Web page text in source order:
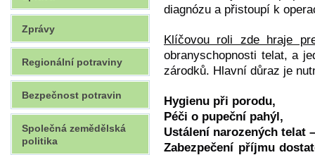
diagnózu a přistoupí k
Klíčovou roli zde hraje
obranyschopnosti telat, a
zárodků. Hlavní důraz je
Hygienu při porodu,
Péči o pupeční pahýl,
Ustálení narozených telat
Zabezpečení příjmu
Zprávy
Regionální potraviny
Bezpečnost potravin
Společná zemědělská
politika